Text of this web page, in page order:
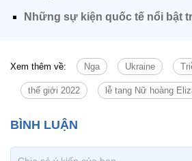
Những sự kiện quốc tế nổi bật
Xem thêm về: Nga Ukraine
thế giới 2022 lễ tang Nữ hoàng